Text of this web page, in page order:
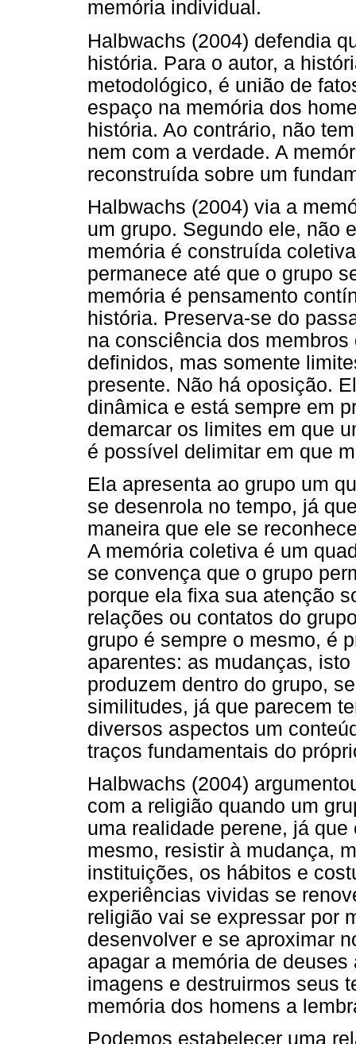
memória individual.
Halbwachs (2004) defendia
história. Para o autor, a
metodológico, é união de
espaço na memória dos
história. Ao contrário, não
nem com a verdade. A
reconstruída sobre um
Halbwachs (2004) via a
um grupo. Segundo ele, não
memória é construída
permanece até que o grupo
memória é pensamento
história. Preserva-se do
na consciência dos
definidos, mas somente
presente. Não há oposição.
dinâmica e está sempre em
demarcar os limites em que
é possível delimitar em que
Ela apresenta ao grupo um
se desenrola no tempo, já
maneira que ele se
A memória coletiva é um
se convença que o grupo
porque ela fixa sua atenção
relações ou contatos do
grupo é sempre o mesmo, é
aparentes: as mudanças,
produzem dentro do grupo,
similitudes, já que parecem
diversos aspectos um
traços fundamentais do
Halbwachs (2004)
com a religião quando um
uma realidade perene, já
mesmo, resistir à mudança,
instituições, os hábitos e
experiências vividas se
religião vai se expressar por
desenvolver e se aproximar
apagar a memória de
imagens e destruirmos seus
memória dos homens a
Podemos estabelecer uma